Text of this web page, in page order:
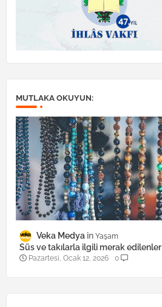
MUTLAKA OKUYUN:
Veka Medya Yaşam
Süs ve takılarla ilgili merak edilenler
Pazartesi, Ocak 12, 2026 0